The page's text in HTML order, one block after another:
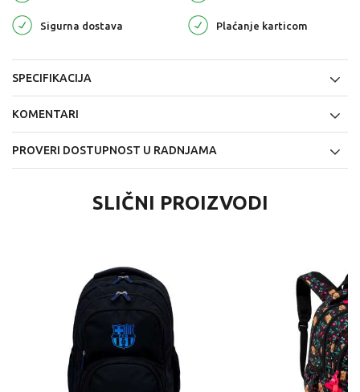
Sigurna dostava Plaćanje karticom
SPECIFIKACIJA
KOMENTARI
PROVERI DOSTUPNOST U RADNJAMA
SLIČNI PROIZVODI